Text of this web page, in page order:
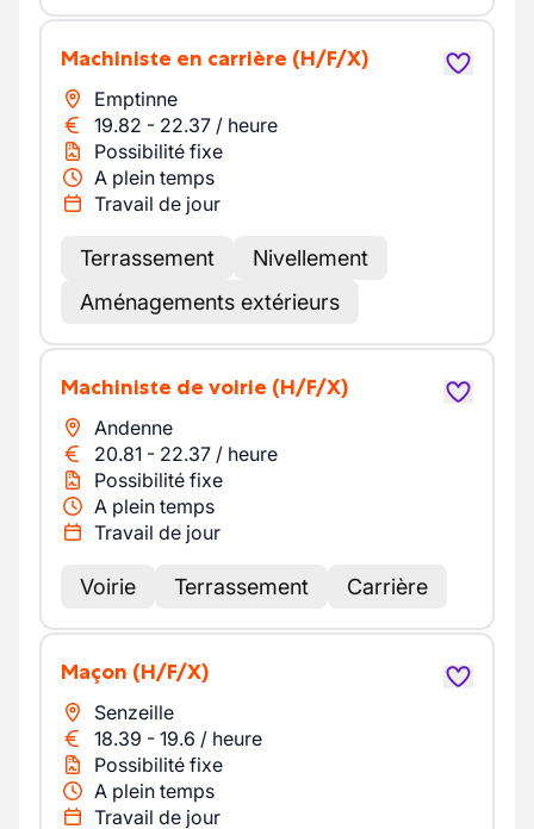
Machiniste en carrière (H/F/X)
Emptinne
19.82 - 22.37 / heure
Possibilité fixe
A plein temps
Travail de jour
Terrassement
Nivellement
Aménagements extérieurs
Machiniste de voirie (H/F/X)
Andenne
20.81 - 22.37 / heure
Possibilité fixe
A plein temps
Travail de jour
Voirie Terrassement Carrière
Maçon (H/F/X)
Senzeille
18.39 - 19.6 / heure
Possibilité fixe
A plein temps
Travail de jour